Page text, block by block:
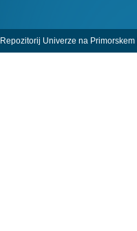
Repozitorij Univerze na Primorskem |